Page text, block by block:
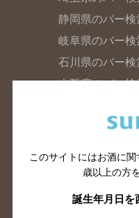
静岡県のバー検
岐阜県のバー検
石川県のバー検
大阪府のバー検
滋賀県のバー検
山口県のバー検
島根県のバー検
このサイトにはお酒に関
歳以上の方
誕生年月日を